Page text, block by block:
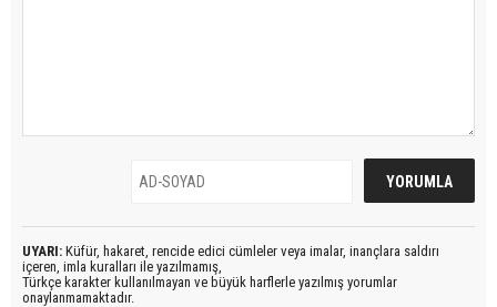
UYARI: Küfür, hakaret, rencide edici cümleler veya imalar, inançlara saldırı
içeren, imla kuralları ile yazılmamış,
Türkçe karakter kullanılmayan ve büyük harflerle yazılmış yorumlar
onaylanmamaktadır.